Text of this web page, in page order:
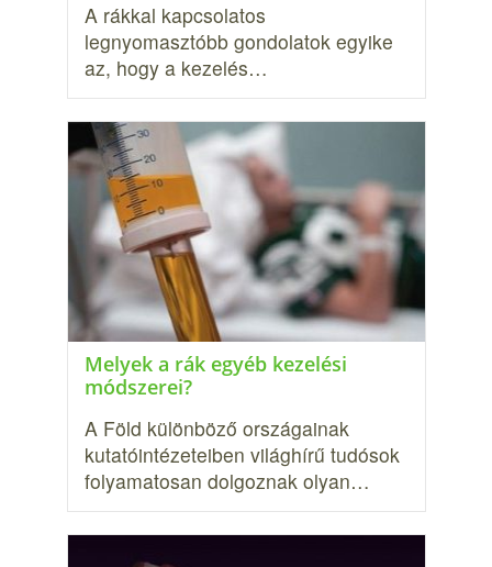
A rákkal kapcsolatos
legnyomasztóbb gondolatok egyike
az, hogy a kezelés…
Melyek a rák egyéb kezelési
módszerei?
A Föld különböző országainak
kutatóintézeteiben világhírű tudósok
folyamatosan dolgoznak olyan…